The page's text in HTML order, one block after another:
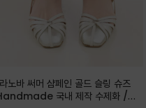
노바 써머 샴페인 골드 슬링 슈즈
국내 제작 수제화 /은